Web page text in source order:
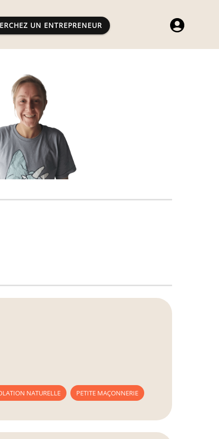
UN ENTREPRENEUR
NATURELLE PETITE MAÇONNERIE